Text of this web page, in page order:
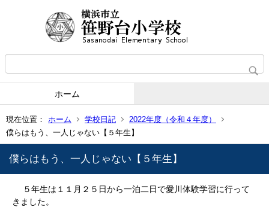
ホーム
現在位置： ホーム 学校日記
2022年度（令和４年度）
僕らはもう、一人じゃない【５年生】
僕らはもう、一人じゃない【５年生】
５年生は１１月２５日から一泊二日で愛川体験学習に行って
きました。